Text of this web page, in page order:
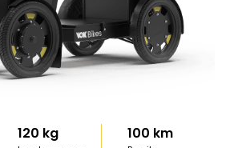
120 kg 100 km